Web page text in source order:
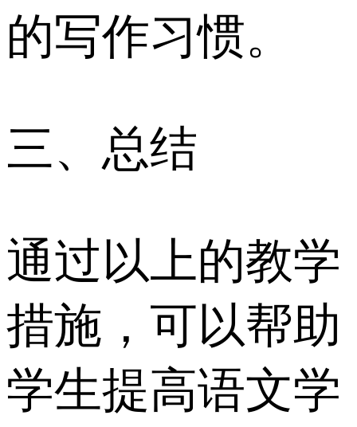
的写作习惯。
三、总结
通过以上的教学
措施，可以帮助
学生提高语文学